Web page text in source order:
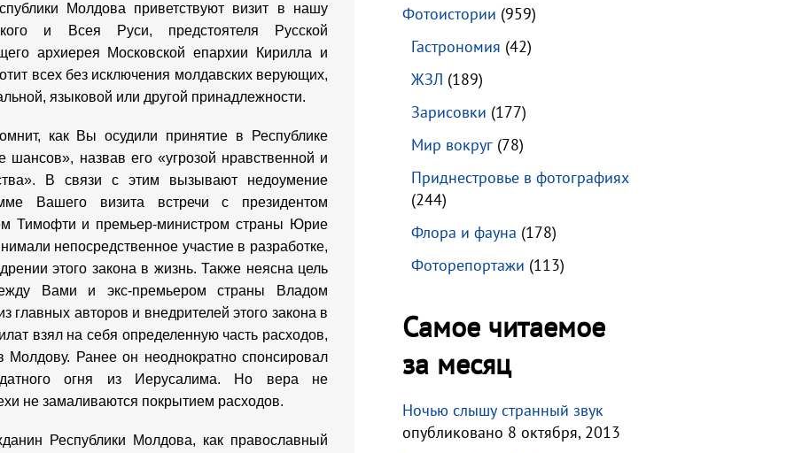
Молдова приветствуют визит в нашу
и Всея Руси, предстоятеля Русской
архиерея Московской епархии Кирилла и
всех без исключения молдавских верующих,
языковой или другой принадлежности.
как Вы осудили принятие в Республике
назвав его «угрозой нравственной и
В связи с этим вызывают недоумение
Вашего визита встречи с президентом
Тимофти и премьер-министром страны Юрие
непосредственное участие в разработке,
этого закона в жизнь. Также неясна цель
Вами и экс-премьером страны Владом
главных авторов и внедрителей этого закона в
взял на себя определенную часть расходов,
Ранее он неоднократно спонсировал
огня из Иерусалима. Но вера не
не замаливаются покрытием расходов.
Республики Молдова, как православный
Фотоистории (959)
Гастрономия (42)
ЖЗЛ (189)
Зарисовки (177)
Мир вокруг(78)
Приднестровье в фотографиях
(244)
Флора и фауна (178)
Фоторепортажи (113)
Самое читаемое
за месяц
Ночью слышу странный звук
опубликовано 8 октября, 2013